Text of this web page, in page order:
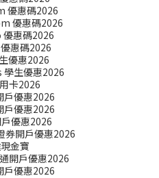
優惠碼2026
優惠碼2026
惠碼2026
惠碼2026
優惠2026
生優惠2026
卡2026
戶優惠2026
戶優惠2026
優惠2026
券開戶優惠2026
金寶
開戶優惠2026
戶優惠2026